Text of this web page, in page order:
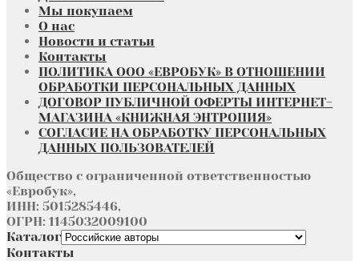
Мы покупаем
О нас
Новости и статьи
Контакты
ПОЛИТИКА ООО «ЕВРОБУК» В ОТНОШЕНИИ
ОБРАБОТКИ ПЕРСОНАЛЬНЫХ ДАННЫХ
ДОГОВОР ПУБЛИЧНОЙ ОФЕРТЫ ИНТЕРНЕТ-
МАГАЗИНА «КНИЖНАЯ ЭНТРОПИЯ»
СОГЛАСИЕ НА ОБРАБОТКУ ПЕРСОНАЛЬНЫХ
ДАННЫХ ПОЛЬЗОВАТЕЛЕЙ
Общество с ограниченной ответственностью
«Евробук»,
ИНН: 5015285446,
ОГРН: 1145032009100
Каталог
Контакты